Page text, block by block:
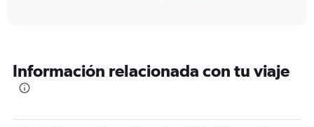
categories.
The
Información relacionada con tu viaje